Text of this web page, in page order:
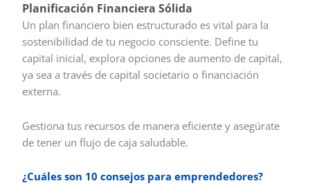
Planificación Financiera Sólida
Un plan financiero bien estructurado es vital para la
sostenibilidad de tu negocio consciente. Define tu
capital inicial, explora opciones de aumento de capital,
ya sea a través de capital societario o financiación
externa.
Gestiona tus recursos de manera eficiente y asegúrate
de tener un flujo de caja saludable.
¿Cuáles son 10 consejos para emprendedores?